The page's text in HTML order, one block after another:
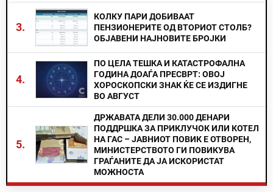
3.
КОЛКУ ПАРИ ДОБИВААТ
ПЕНЗИОНЕРИТЕ ОД ВТОРИОТ СТОЛБ?
ОБЈАВЕНИ НАЈНОВИТЕ БРОЈКИ
4.
ПО ЦЕЛА ТЕШКА И КАТАСТРОФАЛНА
ГОДИНА ДОАЃА ПРЕСВРТ: ОВОЈ
ХОРОСКОПСКИ ЗНАК ЌЕ СЕ ИЗДИГНЕ
ВО АВГУСТ
5.
ДРЖАВАТА ДЕЛИ 30.000 ДЕНАРИ
ПОДДРШКА ЗА ПРИКЛУЧОК ИЛИ КОТЕЛ
НА ГАС – ЈАВНИОТ ПОВИК Е ОТВОРЕН,
МИНИСТЕРСТВОТО ГИ ПОВИКУВА
ГРАЃАНИТЕ ДА ЈА ИСКОРИСТАТ
МОЖНОСТА